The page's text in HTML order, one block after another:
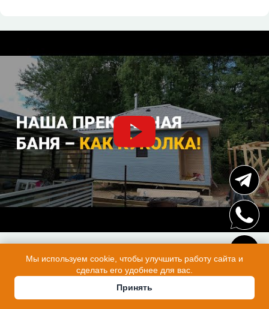
Мы используем cookie, чтобы улучшить работу сайта и
сделать его удобнее для вас.
Принять